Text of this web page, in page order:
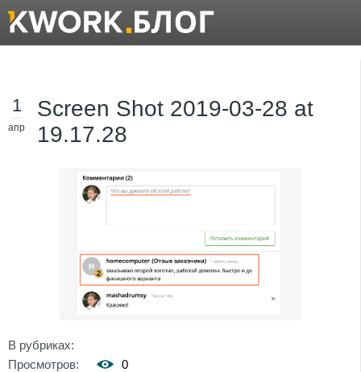
1
апр
Screen Shot 2019-03-28 at
19.17.28
В рубриках:
Просмотров:
0